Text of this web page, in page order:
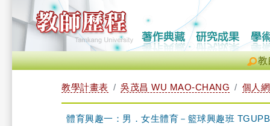
教
教學計畫表 吳茂昌 WU MAO-CHANG 個人
體育興趣一：男．女生體育－籃球興趣班